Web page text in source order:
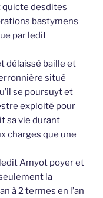
quicte desdites
bastymens
par ledit
délaissé baille et
situé
se poursuyt et
exploité pour
sa vie durant
charges que une
Amyot poyer et
la
à 2 termes en l’an